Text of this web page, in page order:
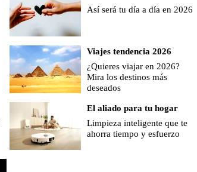
Así será tu día a día en 2026
Viajes tendencia 2026
¿Quieres viajar en 2026?
Mira los destinos más
deseados
El aliado para tu hogar
Limpieza inteligente que te
ahorra tiempo y esfuerzo